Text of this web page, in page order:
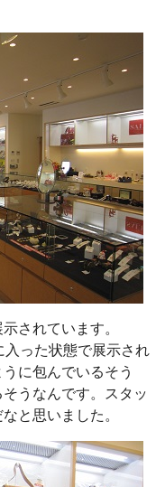
されています。
入った状態で展示され
に包んでいるそう
うなんです。スタッ
と思いました。